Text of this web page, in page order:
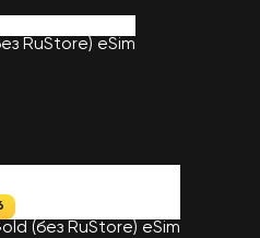
RuStore) eSim
(без RuStore) eSim